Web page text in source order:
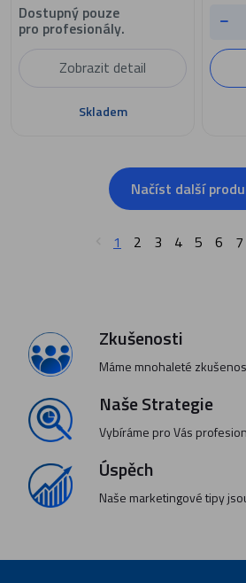
Dostupný pouze
pro profesionály.
Zobrazit detail
Skladem
Načíst další
1 2 3 4 5 6 7
Zkušenosti
Máme mnohaleté
Naše Strategie
Vybíráme pro Vás
Úspěch
Naše marketingové tipy